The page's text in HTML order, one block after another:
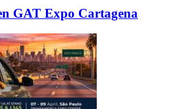
GAT Expo Cartagena